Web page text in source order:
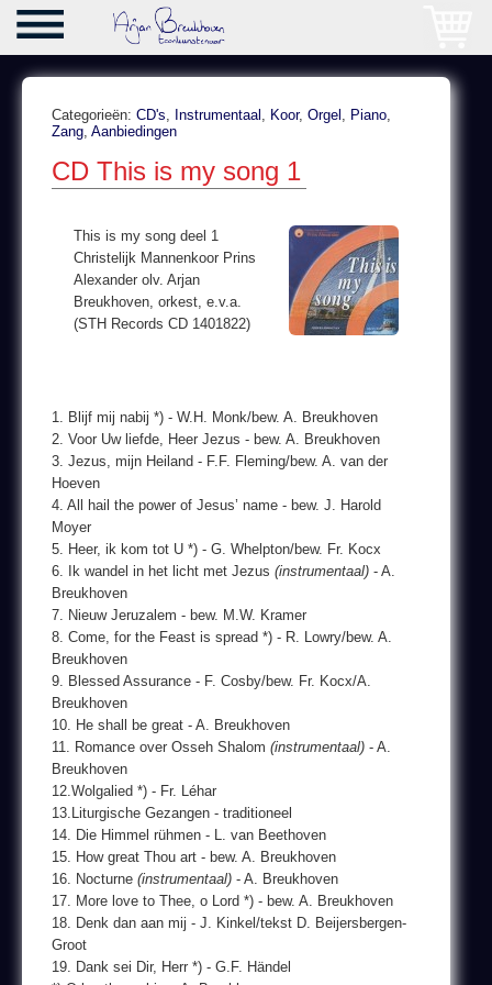
Categorieën: CD's, Instrumentaal , Koor, Orgel , Piano,
Zang, Aanbiedingen
CD This is my song 1
This is my song deel 1
Christelijk Mannenkoor Prins
Alexander olv. Arjan
Breukhoven, orkest, e.v.a.
(STH Records CD 1401822)
1. Blijf mij nabij *) - W.H. Monk/bew. A. Breukhoven
2. Voor Uw liefde, Heer Jezus - bew. A. Breukhoven
3. Jezus, mijn Heiland - F.F. Fleming/bew. A. van der
Hoeven
4. All hail the power of Jesus’ name - bew. J. Harold
Moyer
5. Heer, ik kom tot U *) - G. Whelpton/bew. Fr. Kocx
6. Ik wandel in het licht met Jezus (instrumentaal) - A.
Breukhoven
7. Nieuw Jeruzalem - bew. M.W. Kramer
8. Come, for the Feast is spread *) - R. Lowry/bew. A.
Breukhoven
9. Blessed Assurance - F. Cosby/bew. Fr. Kocx/A.
Breukhoven
10. He shall be great - A. Breukhoven
11. Romance over Osseh Shalom (instrumentaal) - A.
Breukhoven
12.Wolgalied *) - Fr. Léhar
13.Liturgische Gezangen - traditioneel
14. Die Himmel rühmen - L. van Beethoven
15. How great Thou art - bew. A. Breukhoven
16. Nocturne (instrumentaal) - A. Breukhoven
17. More love to Thee, o Lord *) - bew. A. Breukhoven
18. Denk dan aan mij - J. Kinkel/tekst D. Beijersbergen-
Groot
19. Dank sei Dir, Herr *) - G.F. Händel